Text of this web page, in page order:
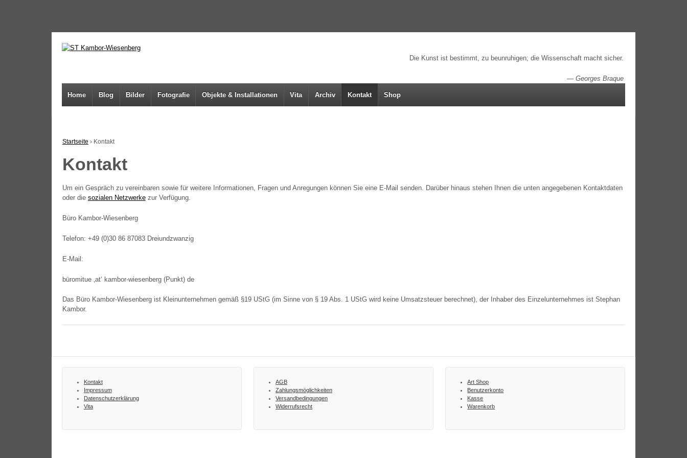
↓
SKIP
Die Kunst ist bestimmt, zu beunruhigen; die Wissenschaft macht sicher.
—Georges Braque
Home Blog Bilder Fotografie Objekte & Installationen Vita Archiv Kontakt Shop
Startseite › Kontakt
Kontakt
Um ein Gespräch zu ver­ein­ba­ren sowie für wei­te­re Infor­ma­tio­nen, Fra­gen und Anre­gun­gen kön­nen Sie eine E‑Mail sen­den. Dar­über hin­aus ste­hen Ihnen die unten ange­ge­be­nen Kon­takt­da­ten
oder die sozia­len Netz­wer­kezur Verfügung.
Büro Kambor-Wiesenberg
Tele­fon: +49 (0)30 86 87083 Dreiundzwanzig
E‑Mail:
büro­mitue ‚at‘ kambor-wiesenberg (Punkt) de
Das Büro Kambor-Wiesenberg ist Klein­un­ter­neh­men gemäß §19 UStG (im Sin­ne von § 19 Abs. 1 UStG wird kei­ne Umsatz­steu­er berech­net), der Inha­ber des Ein­zel­un­ter­neh­mes ist Ste­phan
Kambor.
Kontakt
Impressum
Datenschutzerklärung
Vita
AGB
Zahlungsmöglichkeiten
Versandbedingungen
Widerrufsrecht
Art Shop
Benutzerkonto
Kasse
Warenkorb